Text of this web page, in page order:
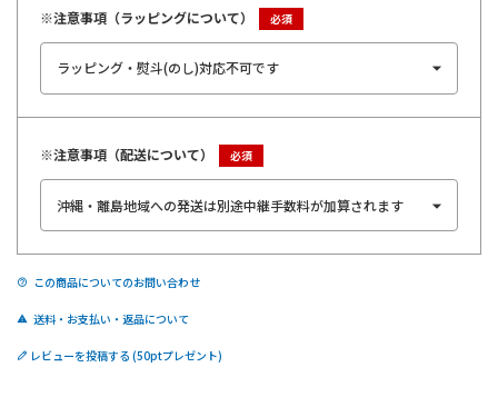
※注意事項（ラッピングについて）
※注意事項（配送について）
この商品についてのお問い合わせ
送料・お支払い・返品について
レビューを投稿する